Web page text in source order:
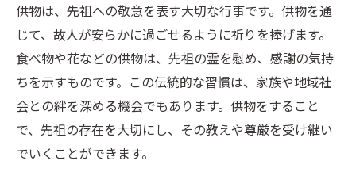
家族の意見を反映した供物選び
供物の進化と社会の変化
お墓参りに欠かせない供物の歴史と最新トレン
ド
供物の歴史的背景とその進化
現代の供物トレンドとは
供物は、先祖への敬意を表す大切な行事です。供物を通
じて、故人が安らかに過ごせるように祈りを捧げます。
食べ物や花などの供物は、先祖の霊を慰め、感謝の気持
ちを示すものです。この伝統的な習慣は、家族や地域社
会との絆を深める機会でもあります。供物をすること
で、先祖の存在を大切にし、その教えや尊厳を受け継い
でいくことができます。